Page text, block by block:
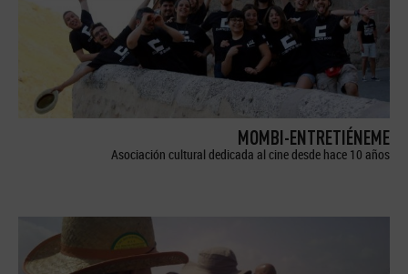
MOMBI-ENTRETIÉNEME
Asociación cultural dedicada al cine desde hace 10 años